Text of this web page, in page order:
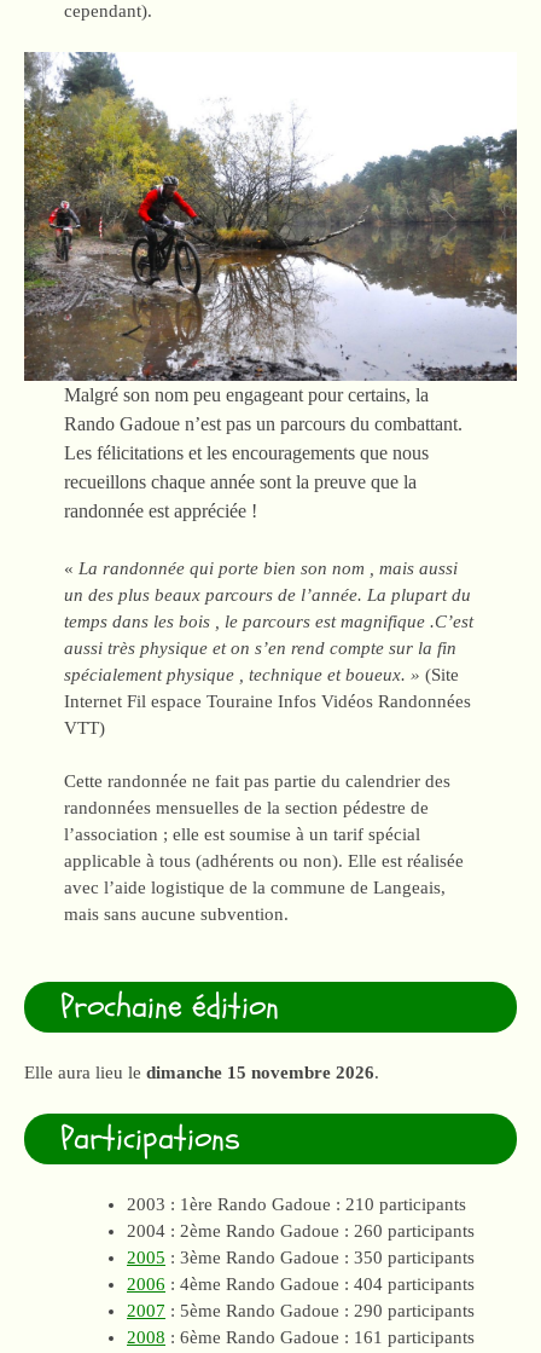
cependant).
Malgré son nom peu engageant pour certains, la
Rando Gadoue n’est pas un parcours du combattant.
Les félicitations et les encouragements que nous
recueillons chaque année sont la preuve que la
randonnée est appréciée !
« La randonnée qui porte bien son nom , mais aussi
un des plus beaux parcours de l’année. La plupart du
temps dans les bois , le parcours est magnifique .C’est
aussi très physique et on s’en rend compte sur la fin
spécialement physique , technique et boueux. » (Site
Internet Fil espace Touraine Infos Vidéos Randonnées
VTT)
Cette randonnée ne fait pas partie du calendrier des
randonnées mensuelles de la section pédestre de
l’association ; elle est soumise à un tarif spécial
applicable à tous (adhérents ou non). Elle est réalisée
avec l’aide logistique de la commune de Langeais,
mais sans aucune subvention.
Prochaine édition
Elle aura lieu le dimanche 15 novembre 2026.
Participations
2003 : 1ère Rando Gadoue : 210 participants
2004 : 2ème Rando Gadoue : 260 participants
2005 : 3ème Rando Gadoue : 350 participants
2006 : 4ème Rando Gadoue : 404 participants
2007 : 5ème Rando Gadoue : 290 participants
2008 : 6ème Rando Gadoue : 161 participants